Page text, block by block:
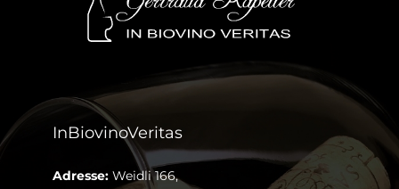
InBiovinoVeritas
Adresse: Weidli 166,